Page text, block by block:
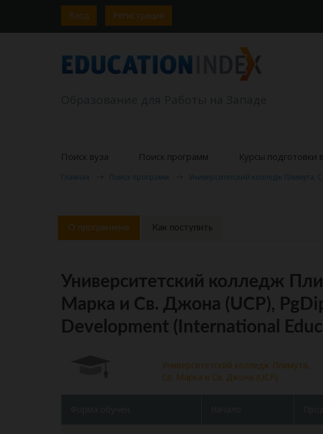
Вход Регистрация
Поиск вуза Поиск программ Курсы подготовки
Главная Поиск программ Университетский колледж Плимута,
О программме Как поступить
Университетский колледж
Марка и Св. Джона (UCP),
Development (International
Университетский колледж Плимута,
Св. Марка и Св. Джона (UCP)